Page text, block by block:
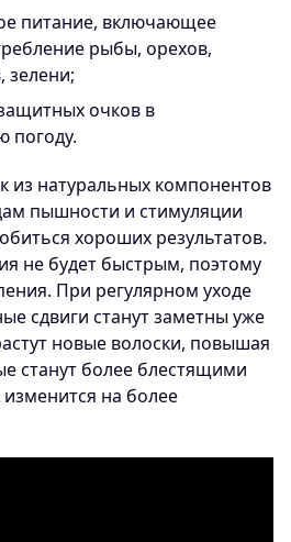
питание, включающее
рыбы, орехов,
зелени;
очков в
погоду.
из натуральных компонентов
пышности и стимуляции
хороших результатов.
не будет быстрым, поэтому
При регулярном уходе
сдвиги станут заметны уже
новые волоски, повышая
станут более блестящими
на более